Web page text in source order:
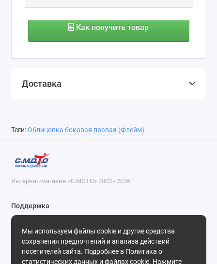
Как получить товар
Доставка
Теги:Облицовка боковая правая (Флейм)
Мы используем файлы cookie и другие средства
сохранения предпочтений и анализа действий
посетителей сайта. Подробнее в Политика о
статистических данных и файлах cookie. Нажмите
Интернет-магазин «С.МОТО» 2003 - 2026
Поддержка
8-800-55-00-327
Будни, с 09-30 до 18-30
Мы в сети